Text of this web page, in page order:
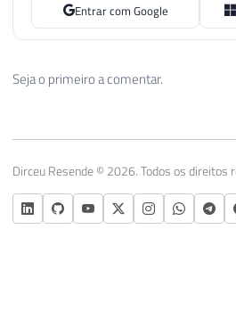
Entrar com Google
Seja o primeiro a comentar.
Dirceu Resende © 2026. Todos os direitos